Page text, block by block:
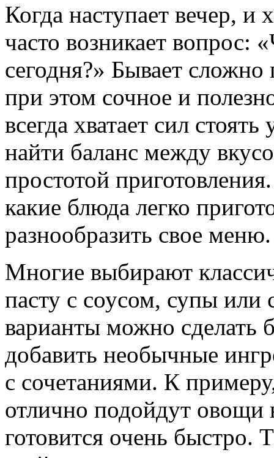
Когда наступает вечер, и
часто возникает вопрос:
сегодня?» Бывает
при этом сочное и
всегда хватает сил
найти баланс между
простотой
какие блюда легко
разнообразить свое меню.
Многие выбирают
пасту с соусом, супы или
варианты можно сделать
добавить необычные
с сочетаниями. К
отлично подойдут овощи
готовится очень быстро.